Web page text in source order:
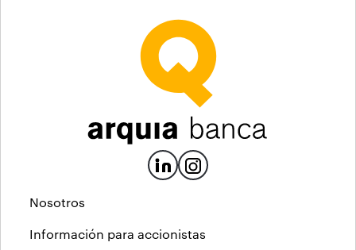
Nosotros
Información para accionistas